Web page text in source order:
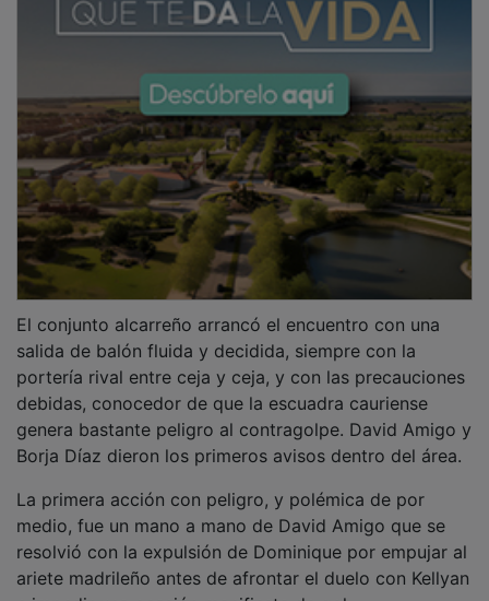
salida de balón fluida y decidida, siempre con la
portería rival entre ceja y ceja, y con las precauciones
debidas, conocedor de que la escuadra cauriense
genera bastante peligro al contragolpe. David Amigo y
Borja Díaz dieron los primeros avisos dentro del área.
medio, fue un mano a mano de David Amigo que se
resolvió con la expulsión de Dominique por empujar al
ariete madrileño antes de afrontar el duelo con Kellyan
e impedir una ocasión manifiesta de gol.